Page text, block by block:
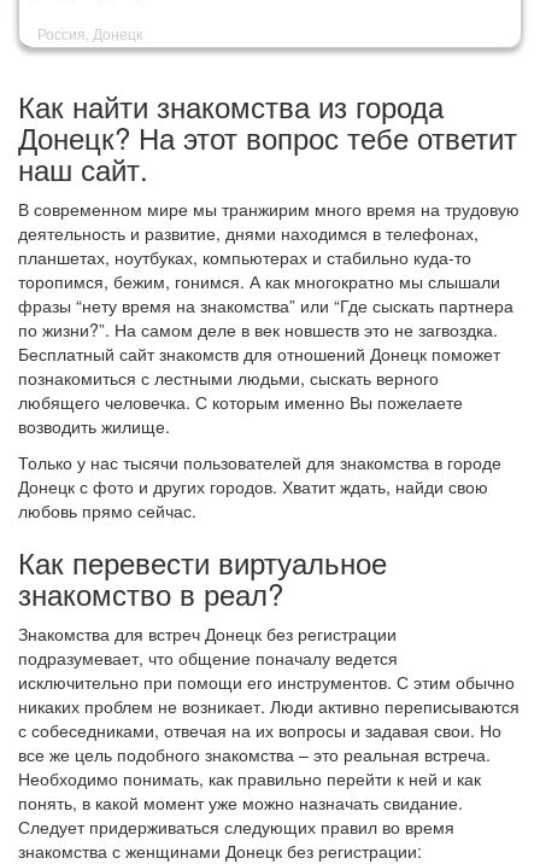
Россия, Донецк
Как найти знакомства из города
Донецк? На этот вопрос тебе ответит
наш сайт.
В современном мире мы транжирим много время на трудовую
деятельность и развитие, днями находимся в телефонах,
планшетах, ноутбуках, компьютерах и стабильно куда-то
торопимся, бежим, гонимся. А как многократно мы слышали
фразы “нету время на знакомства” или “Где сыскать партнера
по жизни?”. На самом деле в век новшеств это не загвоздка.
Бесплатный сайт знакомств для отношений Донецк поможет
познакомиться с лестными людьми, сыскать верного
любящего человечка. С которым именно Вы пожелаете
возводить жилище.
Только у нас тысячи пользователей для знакомства в городе
Донецк с фото и других городов. Хватит ждать, найди свою
любовь прямо сейчас.
Как перевести виртуальное
знакомство в реал?
Знакомства для встреч Донецк без регистрации
подразумевает, что общение поначалу ведется
исключительно при помощи его инструментов. С этим обычно
никаких проблем не возникает. Люди активно переписываются
с собеседниками, отвечая на их вопросы и задавая свои. Но
все же цель подобного знакомства – это реальная встреча.
Необходимо понимать, как правильно перейти к ней и как
понять, в какой момент уже можно назначать свидание.
Следует придерживаться следующих правил во время
знакомства с женщинами Донецк без регистрации: